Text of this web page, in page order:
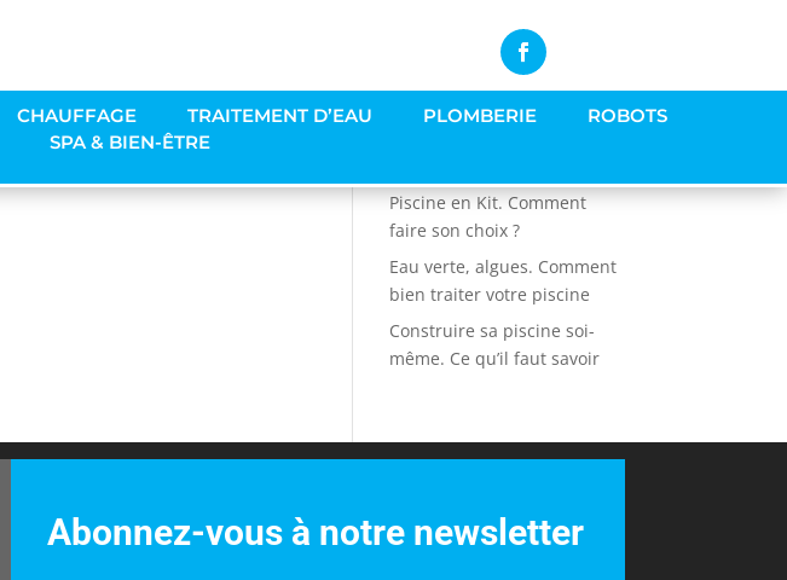
CHAUFFAGE TRAITEMENT D’EAU PLOMBERIE
ROBOTS
SPA & BIEN-ÊTRE
Piscine en Kit. Comment
faire son choix ?
Eau verte, algues. Comment
bien traiter votre piscine
Construire sa piscine soi-
même. Ce qu’il faut savoir
Abonnez-vous à notre newsletter